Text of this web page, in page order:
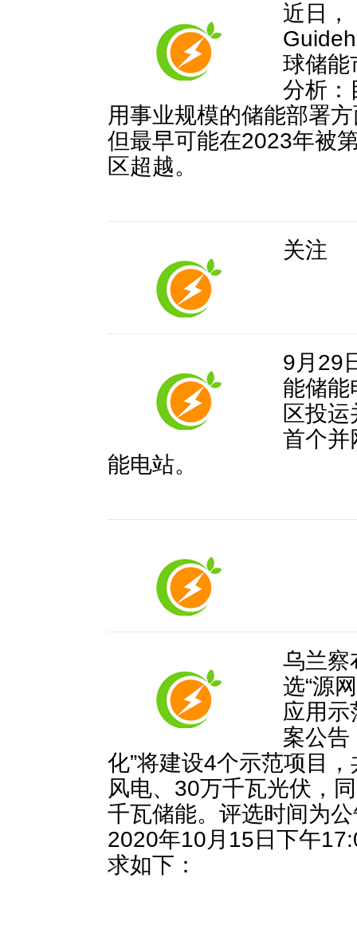
近日，
球储能
分析：
用事业规模的储能部署
但最早可能在2023年被
区超越。
关注
9月29
能储能
区投
首个并
能电站。
乌兰察
选“源
应用示
案公告
化”将建设4个示范项目
风电、30万千瓦光伏，
千瓦储能。评选时间为
2020年10月15日下午
求如下：